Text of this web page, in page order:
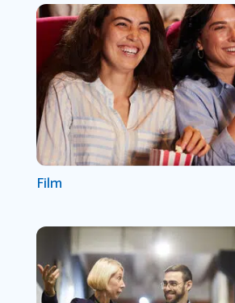
Film